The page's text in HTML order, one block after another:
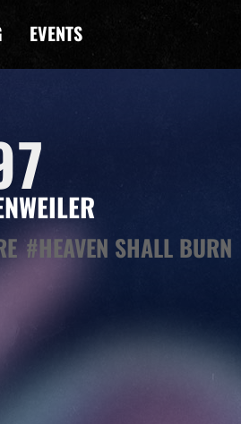
EVENTS
#HEAVEN SHALL BURN